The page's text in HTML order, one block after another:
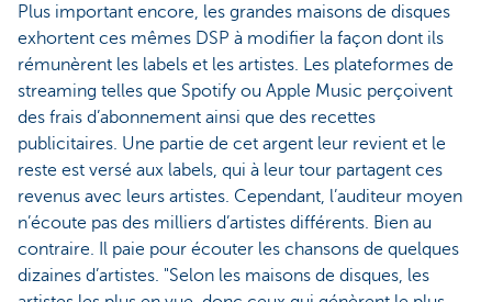
Plus important encore, les grandes maisons de disques
exhortent ces mêmes DSP à modifier la façon dont ils
rémunèrent les labels et les artistes. Les plateformes de
streaming telles que Spotify ou Apple Music perçoivent
des frais d’abonnement ainsi que des recettes
publicitaires. Une partie de cet argent leur revient et le
reste est versé aux labels, qui à leur tour partagent ces
revenus avec leurs artistes. Cependant, l’auditeur moyen
n’écoute pas des milliers d’artistes différents. Bien au
contraire. Il paie pour écouter les chansons de quelques
dizaines d’artistes. "Selon les maisons de disques, les